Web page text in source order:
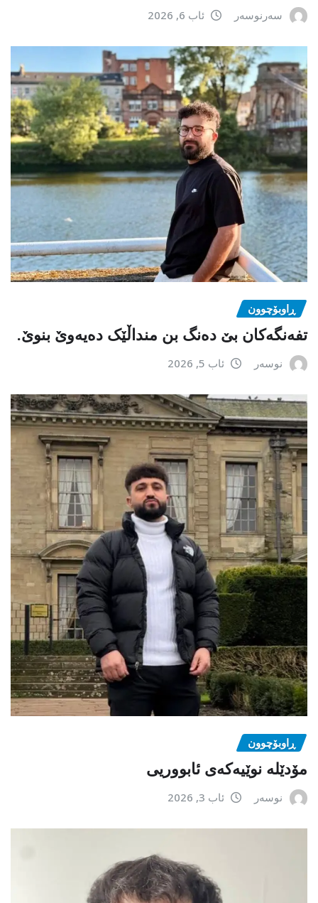
سەرنوسەر ئاب 6, 2026
ڕاوبۆچوون
تفەنگەکان بێ دەنگ بن منداڵێک دەیەوێ بنوێ.
نوسەر ئاب 5, 2026
ڕاوبۆچوون
مۆدێلە نوێیەکەى ئابووریی
نوسەر ئاب 3, 2026